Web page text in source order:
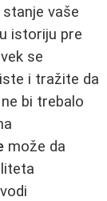
vaše
istoriju pre
se
i tražite da
bi trebalo
može da